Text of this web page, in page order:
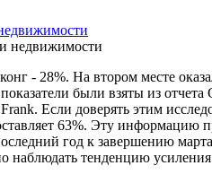
- 28%. На втором месте
были взяты из
Если доверять этим
63%. Эту информацию
год к завершению
наблюдать тенденцию